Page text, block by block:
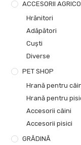
ACCESORII
Hrănitori
Adăpători
Cuști
Diverse
PET SHOP
Hrană pentru
Hrană pentru
Accesorii câini
Accesorii pisici
GRĂDINĂ